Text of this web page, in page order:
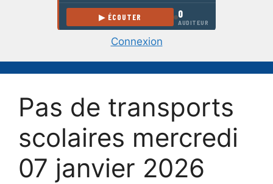
Connexion
Pas de transports
scolaires mercredi
07 janvier 2026